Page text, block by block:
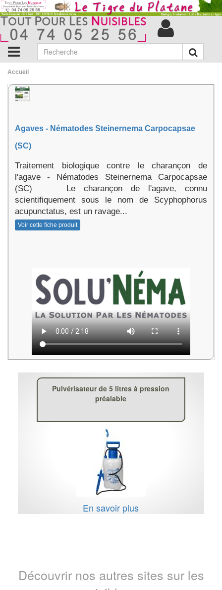
Accueil
Agaves - Nématodes Steinernema Carpocapsae
(SC)
Traitement biologique contre le charançon de
l'agave - Nématodes Steinernema Carpocapsae
(SC) Le charançon de l'agave, connu
scientifiquement sous le nom de Scyphophorus
acupunctatus, est un ravage...
Voir cette fiche produit
Pulvérisateur de 5 litres à pression
préalable
En savoir plus
Découvrir nos autres sites sur les